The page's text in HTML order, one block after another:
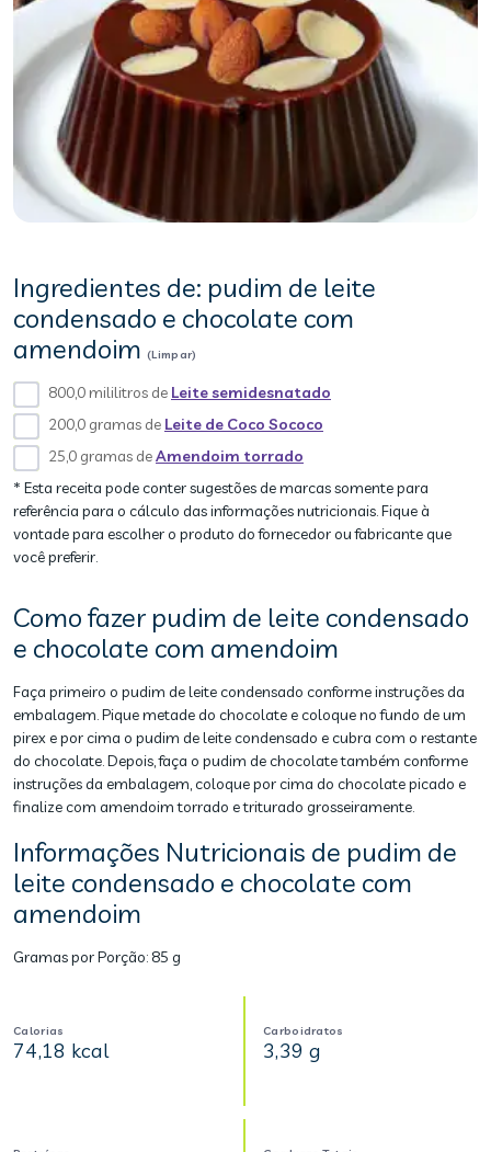
Ingredientes de: pudim de leite
condensado e chocolate com
amendoim (Limpar)
800,0 mililitros de Leite semidesnatado
200,0 gramas de Leite de Coco Sococo
25,0 gramas deAmendoim torrado
* Esta receita pode conter sugestões de marcas somente para
referência para o cálculo das informações nutricionais. Fique à
vontade para escolher o produto do fornecedor ou fabricante que
você preferir.
Como fazer pudim de leite condensado
e chocolate com amendoim
Faça primeiro o pudim de leite condensado conforme instruções da
embalagem. Pique metade do chocolate e coloque no fundo de um
pirex e por cima o pudim de leite condensado e cubra com o restante
do chocolate. Depois, faça o pudim de chocolate também conforme
instruções da embalagem, coloque por cima do chocolate picado e
finalize com amendoim torrado e triturado grosseiramente.
Informações Nutricionais de pudim de
leite condensado e chocolate com
amendoim
Gramas por Porção: 85 g
Calorias
74,18 kcal
Carboidratos
3,39 g